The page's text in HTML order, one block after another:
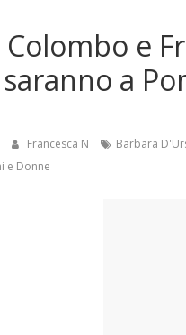
e
a
Francesca N Barbara
e Donne